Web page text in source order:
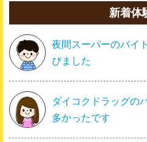
新着体
夜間スーパーのバイ
びました
ダイコクドラッグの
多かったです